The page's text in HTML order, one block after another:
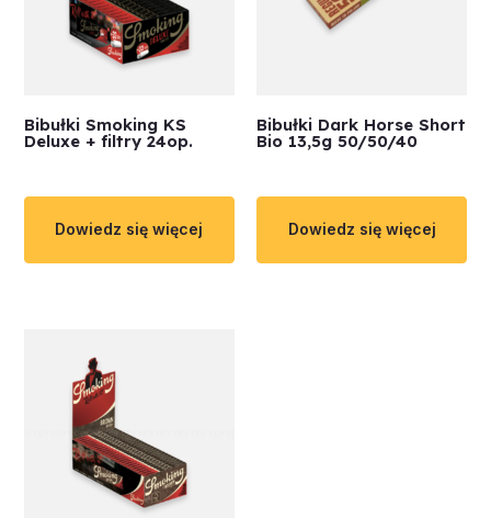
Bibułki Smoking KS
Deluxe + filtry 24op.
Dowiedz się więcej
Bibułki Dark Horse Short
Bio 13,5g 50/50/40
Dowiedz się więcej